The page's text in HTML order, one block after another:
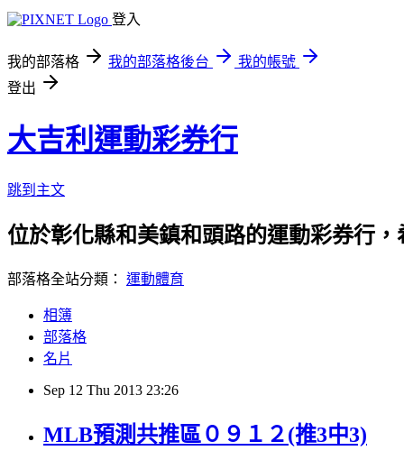
登入
我的部落格 我的部落格後台
我的帳號
登出
大吉利運動彩券行
跳到主文
位於彰化縣和美鎮和頭路的運動彩券行
部落格全站分類： 運動體育
相簿
部落格
名片
Sep 12 Thu 2013 23:26
MLB預測共推區０９１２(推3中3)